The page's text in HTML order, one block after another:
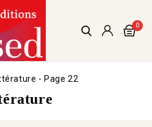
0
- Page 22